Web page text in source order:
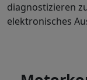
diagnostizieren
elektronisches